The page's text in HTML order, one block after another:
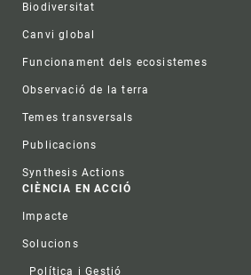
Biodiversitat
Canvi global
Funcionament dels ecosistemes
Observació de la terra
Temes transversals
Publicacions
Synthesis Actions
CIÈNCIA EN ACCIÓ
Impacte
Solucions
Política i Gestió